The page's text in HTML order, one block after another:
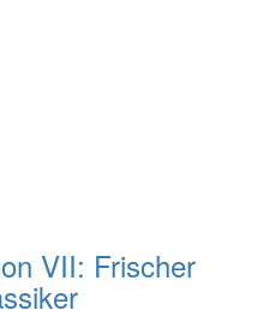
VII: Frischer